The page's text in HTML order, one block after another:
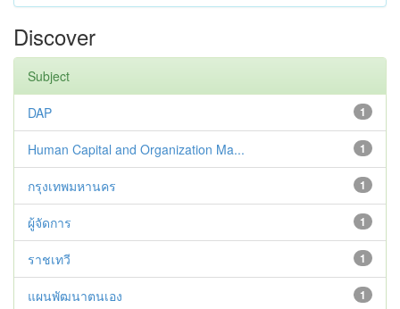
Discover
Subject
1
DAP
1
Human Capital and Organization Ma...
1
กรุงเทพมหานคร
1
ผู้จัดการ
1
ราชเทวี
1
แผนพัฒนาตนเอง